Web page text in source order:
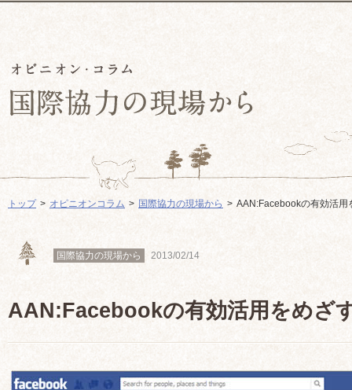
トップ オピニオンコラム 国際協力の現場から AAN:Facebookの有効活用
国際協力の現場から 2013/02/14
AAN:Facebookの有効活用をめざ